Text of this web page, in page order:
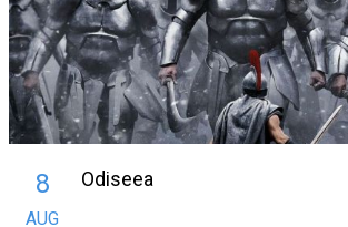
8
AUG
Odiseea